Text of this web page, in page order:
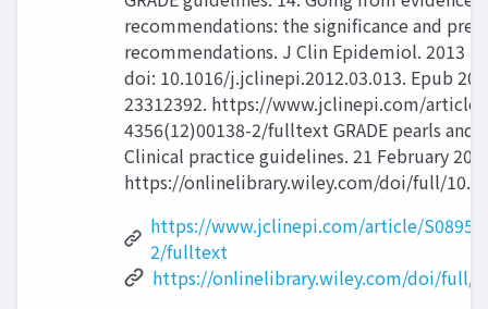
recommendations: the significance and
recommendations. J Clin Epidemiol. 2013
doi: 10.1016/j.jclinepi.2012.03.013. Epub
23312392. https://www.jclinepi.com/article/
4356(12)00138-2/fulltext GRADE pearls
Clinical practice guidelines. 21 February
https://onlinelibrary.wiley.com/doi/full/
https://www.jclinepi.com/article/S0895-
2/fulltext
https://onlinelibrary.wiley.com/doi/full/